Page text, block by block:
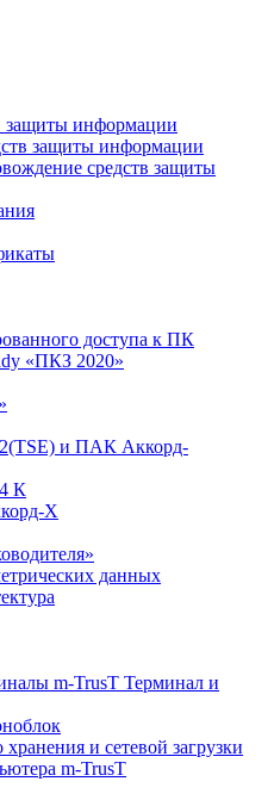
защиты информации
защиты информации
средств защиты
доступа к ПК
«ПКЗ 2020»
и ПАК Аккорд-
К
X
данных
m-TrusT Терминал и
и сетевой загрузки
m-TrusT